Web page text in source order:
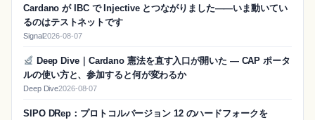
Cardano が IBC で Injective とつながりました——いま動いてい
るのはテストネットです
Signal2026-08-07
Deep Dive｜Cardano 憲法を直す入口が開いた — CAP ポータ
ルの使い方と、参加すると何が変わるか
Deep Dive2026-08-07
SIPO DRep：プロトコルバージョン 12 のハードフォークを